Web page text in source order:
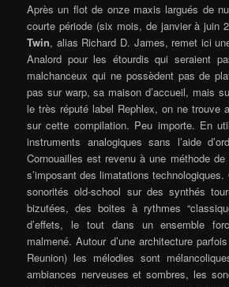
Après un flot de onze maxis largués de
courte période (six mois, de janvier à juin
Twin, alias Richard D. James, remet ici
Analord pour les étourdis qui seraient
malchanceux qui ne possèdent pas de
pas sur warp, sa maison d’accueil, mais
le très réputé label Rephlex, on ne trouve
sur cette compilation. Peu importe. En
instruments analogiques sans l’aide
Cornouailles est revenu à une méthode de
s’imposant des limatations
sonorités old-school sur des synthés
bizutées, des boites à rythmes
d’effets, le tout dans un ensemble
malmené. Autour d’une architecture
Reunion) les mélodies sont
ambiances nerveuses et sombres, les